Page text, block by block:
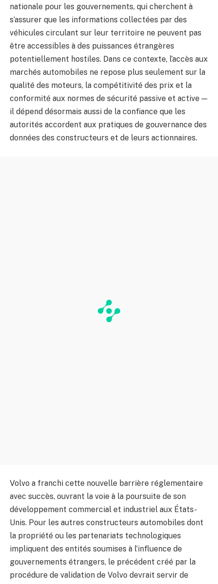
nationale pour les gouvernements, qui cherchent à
s’assurer que les informations collectées par des
véhicules circulant sur leur territoire ne peuvent pas
être accessibles à des puissances étrangères
potentiellement hostiles. Dans ce contexte, l’accès aux
marchés automobiles ne repose plus seulement sur la
qualité des moteurs, la compétitivité des prix et la
conformité aux normes de sécurité passive et active —
il dépend désormais aussi de la confiance que les
autorités accordent aux pratiques de gouvernance des
données des constructeurs et de leurs actionnaires.
Volvo a franchi cette nouvelle barrière réglementaire
avec succès, ouvrant la voie à la poursuite de son
développement commercial et industriel aux États-
Unis. Pour les autres constructeurs automobiles dont
la propriété ou les partenariats technologiques
impliquent des entités soumises à l’influence de
gouvernements étrangers, le précédent créé par la
procédure de validation de Volvo devrait servir de